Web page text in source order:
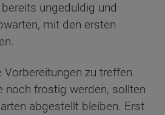
ungeduldig und
mit den ersten
zu treffen.
noch frostig werden, sollten
abgestellt bleiben. Erst